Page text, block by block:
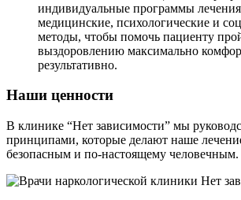
индивидуальные программы
медицинские, психологические и
методы, чтобы помочь пациенту
выздоровлению максимально
результативно.
Наши ценности
В клинике “Нет зависимости” мы
принципами, которые делают наше
безопасным и по-настоящему человечным.